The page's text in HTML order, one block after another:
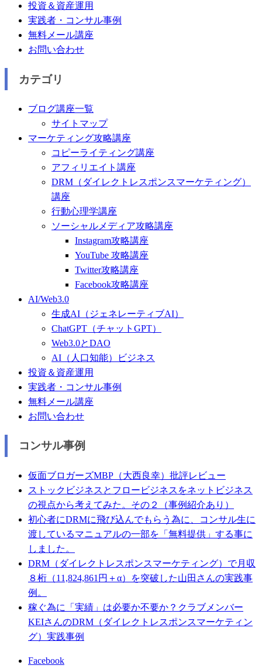
投資＆資産運用
実践者・コンサル事例
無料メール講座
お問い合わせ
カテゴリ
ブログ講座一覧
サイトマップ
マーケティング攻略講座
コピーライティング講座
アフィリエイト講座
DRM（ダイレクトレスポンスマーケティング）
講座
行動心理学講座
ソーシャルメディア攻略講座
Instagram攻略講座
YouTube 攻略講座
Twitter攻略講座
Facebook攻略講座
AI/Web3.0
生成AI（ジェネレーティブAI）
ChatGPT（チャットGPT）
Web3.0とDAO
AI（人口知能）ビジネス
投資＆資産運用
実践者・コンサル事例
無料メール講座
お問い合わせ
コンサル事例
仮面ブロガーズMBP（大西良幸）批評レビュー
ストックビジネスとフロービジネスをネットビジネス
の視点から考えてみた。その２（事例紹介あり）
初心者にDRMに飛び込んでもらう為に、コンサル生に
渡しているマニュアルの一部を「無料提供」する事に
しました。
DRM（ダイレクトレスポンスマーケティング）で月収
８桁（11,824,861円＋α）を突破した山田さんの実践事
例。
稼ぐ為に「実績」は必要か不要か？クラブメンバー
KEIさんのDRM（ダイレクトレスポンスマーケティン
グ）実践事例
Facebook